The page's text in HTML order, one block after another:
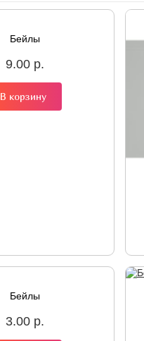
Бейлы
9.00 р.
В корзину
Бейлы
3.00 р.